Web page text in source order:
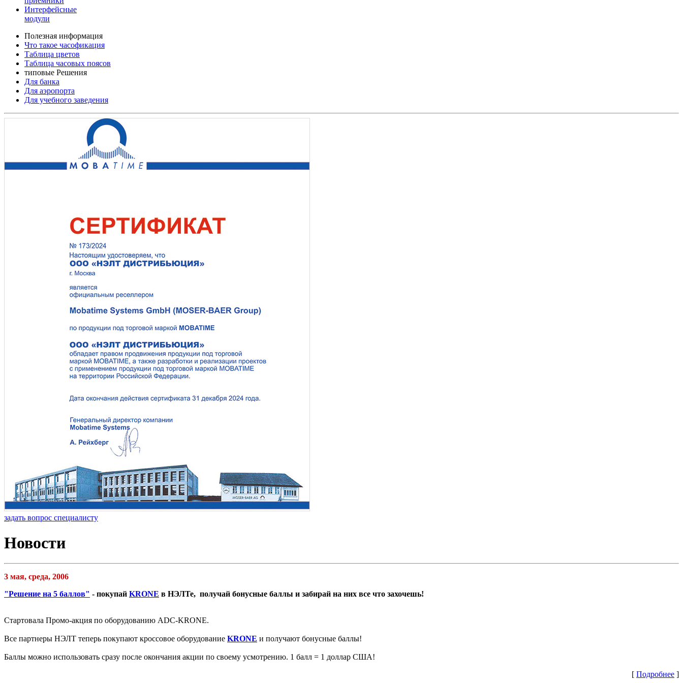
Интерфейсные
модули
Полезная информация
Что такое часофикация
Таблица цветов
Таблица часовых поясов
типовые Решения
Для банка
Для аэропорта
Для учебного заведения
задать вопрос специалисту
Новости
3 мая, среда, 2006
"Решение на 5 баллов" - покупай KRONE в НЭЛТе, получай бонусные баллы и забирай на них все что захочешь!
Стартовала Промо-акция по оборудованию ADC-KRONE.
Все партнеры НЭЛТ теперь покупают кроссовое оборудование KRONE и получают бонусные баллы!
Баллы можно использовать сразу после окончания акции по своему усмотрению. 1 балл = 1 доллар США!
[ Подробнее ]